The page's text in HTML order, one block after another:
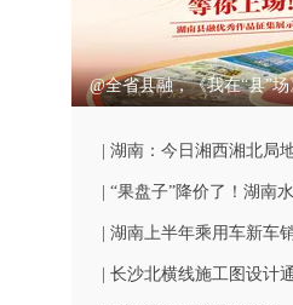
@全省县融，《我在“县”
| 湖南：今日湘西湘北局
| “果盘子”降价了！湖南
| 湖南上半年乘用车新车
| 长沙北横线施工图设计